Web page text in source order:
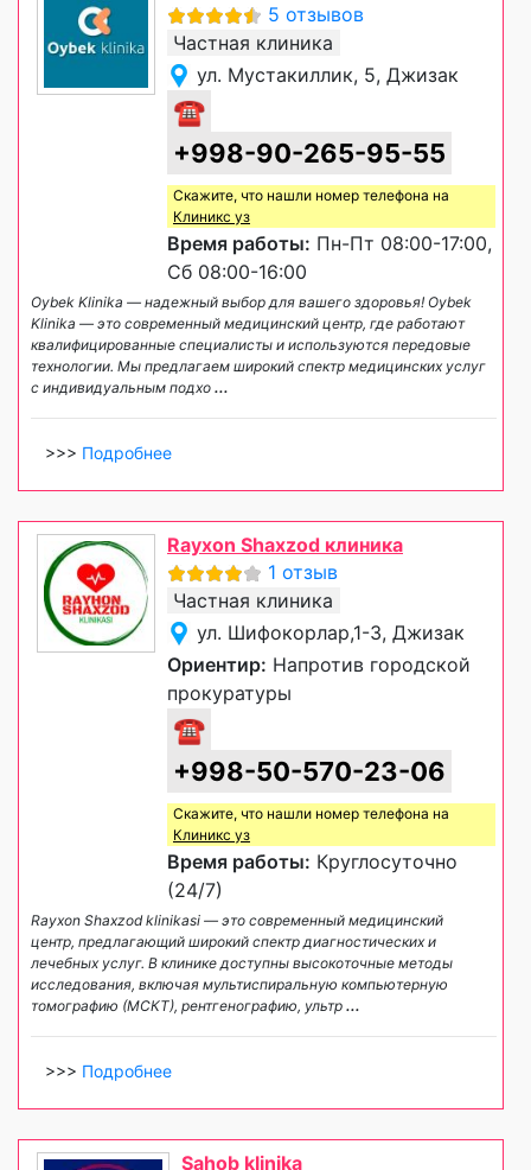
5 отзывов
Частная клиника
ул. Мустакиллик, 5, Джизак
☎
+998-90-265-95-55
Скажите, что нашли номер телефона на
Клиникс уз
Время работы: Пн-Пт 08:00-17:00,
Сб 08:00-16:00
Oybek Klinika — надежный выбор для вашего здоровья! Oybek
Klinika — это современный медицинский центр, где работают
квалифицированные специалисты и используются передовые
технологии. Мы предлагаем широкий спектр медицинских услуг
с индивидуальным подхо ...
>>> Подробнее
Rayxon Shaxzod клиника
1 отзыв
Частная клиника
ул. Шифокорлар,1-3, Джизак
Ориентир: Напротив городской
прокуратуры
☎
+998-50-570-23-06
Скажите, что нашли номер телефона на
Клиникс уз
Время работы: Круглосуточно
(24/7)
Rayxon Shaxzod klinikasi — это современный медицинский
центр, предлагающий широкий спектр диагностических и
лечебных услуг. В клинике доступны высокоточные методы
исследования, включая мультиспиральную компьютерную
томографию (МСКТ), рентгенографию, ультр ...
>>> Подробнее
Sahob klinika